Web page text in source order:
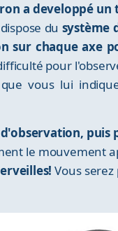
a developpé
du système
chaque axe
pour
que vous lui
puis
le mouvement
Vous